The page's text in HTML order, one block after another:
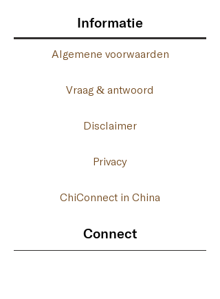
Informatie
Algemene voorwaarden
Vraag & antwoord
Disclaimer
Privacy
ChiConnect in China
Connect